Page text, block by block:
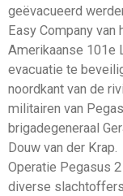
geëvacueerd
Easy Company van
Amerikaanse 101e
evacuatie te
noordkant van de
militairen van
brigadegeneraal
Douw van der Krap.
Operatie Pegasus
diverse